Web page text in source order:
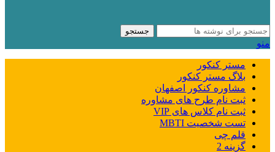
جستجو
منو
مستر کنکور
بلاگ مستر کنکور
مشاوره کنکور اصفهان
ثبت نام طرح های مشاوره
ثبت نام کلاس های VIP
تست شخصیت MBTI
قلم چی
گزینه 2